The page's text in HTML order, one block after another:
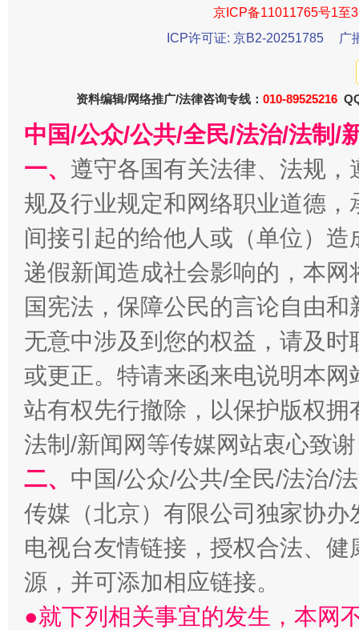
揭批美国五大"原罪" "
解纷+调解+退费，一次搞定
京ICP备11011765号1至
ICP许可证: 京B2-20251785
广
资料编辑/网络推广/法律咨询专线： 010-89525216
中国/公众/公共/全民/法治/法制/
一、 遵守各国有关法律、法规
规及行业规定和网络职业道德
间接引起的给他人或（单位）
递假新闻造成社会影响的，本
国宪法，保障公民的言论自由
无意中涉及到您的权益，请及
或更正。特请来函来电说明本
站有权先行撤除，以保护版权
法制/新闻网等传媒网站衷心致
二、 中国/公众/公共/全民/法治/
传媒（北京）有限公司独家协
电视台友情链接，授权合法、
源，并可添加相应链接。
●就下列相关事宜的发生，本网